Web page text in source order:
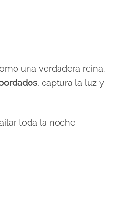
una verdadera reina.
, captura la luz y
toda la noche